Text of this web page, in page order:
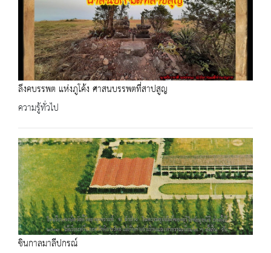
ลึงคบรรพต แห่งภูโค้ง ศาสนบรรพตที่สาปสูญ
ความรู้ทั่วไป
ชินกาลมาลีปกรณ์